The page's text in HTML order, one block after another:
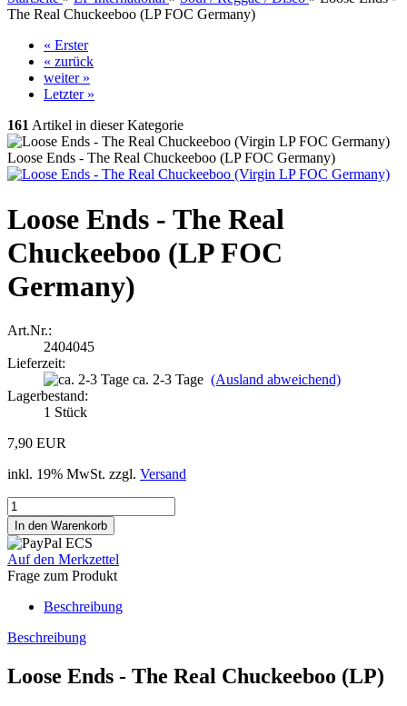
The Real Chuckeeboo (LP FOC Germany)
« Erster
« zurück
weiter »
Letzter »
161Artikel in dieser Kategorie
Loose Ends - The Real Chuckeeboo (LP FOC Germany)
Loose Ends - The Real
Chuckeeboo (LP FOC
Germany)
Art.Nr.:
2404045
Lieferzeit:
ca. 2-3 Tage (Ausland abweichend)
Lagerbestand:
1 Stück
7,90 EUR
inkl. 19% MwSt. zzgl. Versand
Auf den Merkzettel
Frage zum Produkt
Beschreibung
Beschreibung
Loose Ends - The Real Chuckeeboo (LP)